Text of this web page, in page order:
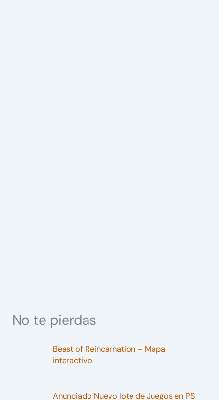
No te pierdas
Beast of Reincarnation – Mapa
interactivo
Anunciado Nuevo lote de Juegos en PS